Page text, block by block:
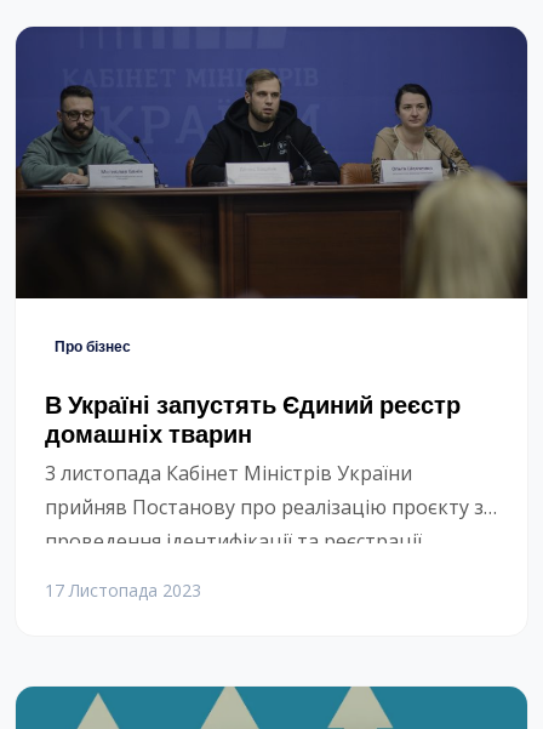
Про бізнес
В Україні запустять Єдиний реєстр
домашніх тварин
3 листопада Кабінет Міністрів України
прийняв Постанову про реалізацію проєкту з
проведення ідентифікації та реєстрації
системи реєстрації та ідентифікації домашніх
звертаються зоозахисні організації,
17 Листопада 2023